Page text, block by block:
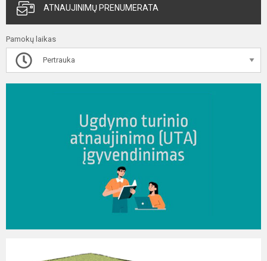
ATNAUJINIMŲ PRENUMERATA
Pamokų laikas
Pertrauka